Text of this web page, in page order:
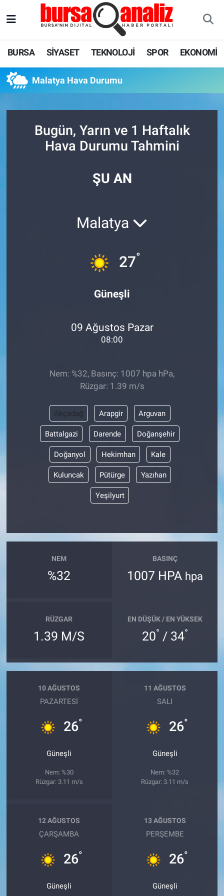
BURSA SİYASET TEKNOLOJİ SPOR EKONOMİ
Malatya Hava Durumu
Bugün, Yarın ve 1 Haftalık
Hava Durumu Tahmini
ŞU AN
Malatya
27°
Güneşli
09 Ağustos Pazar
08:00
Nem: %32, Basınç: 1007 hpa hPa,
Rüzgar: 1.39 m/s
Akçadağ Arapgir Arguvan
Battalgazi Darende Doğanşehir
Doğanyol Hekimhan Kale
Kuluncak Pütürge Yazıhan
Yeşilyurt
NEM
%32
BASINÇ
1007 HPA hpa
RÜZGAR
1.39 M/S
EN DÜŞÜK / EN YÜKSEK
20° / 34°
10 AĞUSTOS
PAZARTESI
26°
Güneşli
Nem: %30
Rüzgar: 3.11 m/s
11 AĞUSTOS
SALI
26°
Güneşli
Nem: %32
Rüzgar: 3.11 m/s
12 AĞUSTOS
ÇARŞAMBA
26°
Güneşli
13 AĞUSTOS
PERŞEMBE
26°
Güneşli
EKONOMİ
Tüm Manşetler